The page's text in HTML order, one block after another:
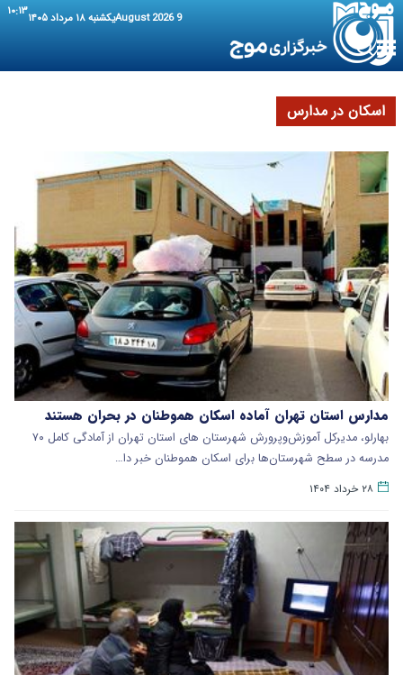
9 August 2026 یکشنبه ۱۸ مرداد ۱۴۰۵ ۱۰:۱۳
اسکان در مدارس
مدارس استان تهران آماده اسکان هموطنان در بحران هستند
بهارلو، مدیرکل آموزش‌وپرورش شهرستان های استان تهران از آمادگی کامل ۷۰
مدرسه در سطح شهرستان‌ها برای اسکان هموطنان خبر دا…
۲۸ خرداد ۱۴۰۴